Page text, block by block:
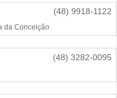
(48) 9918-1122
da Conceição
(48) 3282-0095